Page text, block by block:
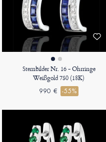
Sternbilder Nr. 16 - Ohrringe
Weißgold 750 (18K)
990 € -55%